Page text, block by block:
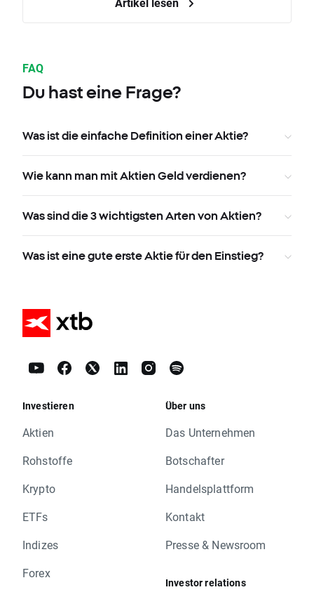
FAQ
Du hast eine Frage?
Was ist die einfache Definition einer Aktie?
Wie kann man mit Aktien Geld verdienen?
Was sind die 3 wichtigsten Arten von Aktien?
Was ist eine gute erste Aktie für den Einstieg?
Investieren
Aktien
Rohstoffe
Krypto
ETFs
Indizes
Forex
Über uns
Das Unternehmen
Botschafter
Handelsplattform
Kontakt
Presse & Newsroom
Investor relations